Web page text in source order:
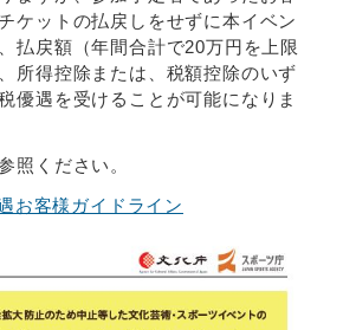
ケットの払戻しをせずに本イベン
払戻額（年間合計で20万円を上限
所得控除または、税額控除のいず
優遇を受けることが可能になりま
照ください。
お客様ガイドライン